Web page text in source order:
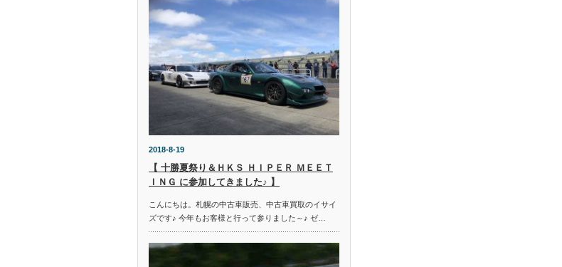
2018-8-19
【 十勝夏祭り＆ＨＫＳ ＨＩＰＥＲ ＭＥＥＴ
ＩＮＧ に参加してきました♪ 】
こんにちは。札幌の中古車販売、中古車買取のイサイ
ズです♪ 今年もお客様と行って参りました～♪ ゼ…